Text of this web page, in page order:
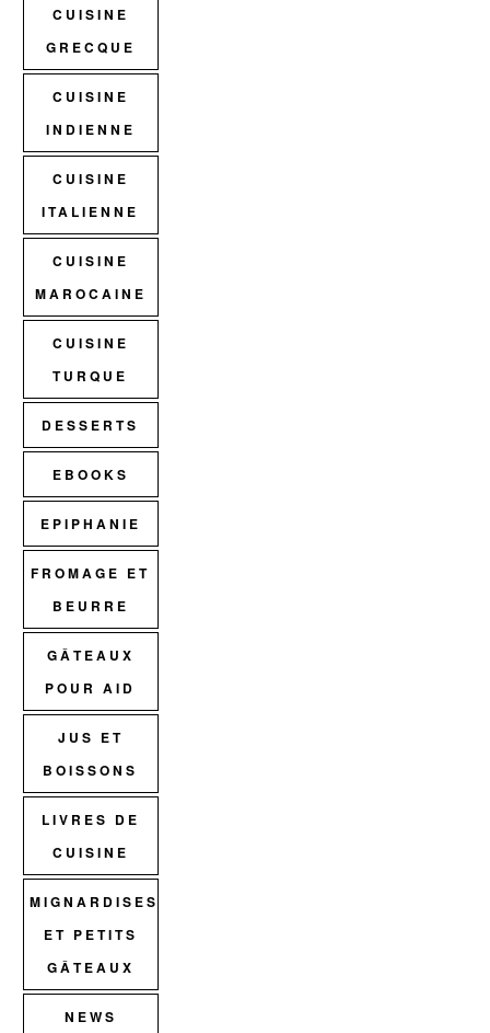
CUISINE
GRECQUE
CUISINE
INDIENNE
CUISINE
ITALIENNE
CUISINE
MAROCAINE
CUISINE
TURQUE
DESSERTS
EBOOKS
EPIPHANIE
FROMAGE ET
BEURRE
GÂTEAUX
POUR AID
JUS ET
BOISSONS
LIVRES DE
CUISINE
MIGNARDISES
ET PETITS
GÂTEAUX
NEWS